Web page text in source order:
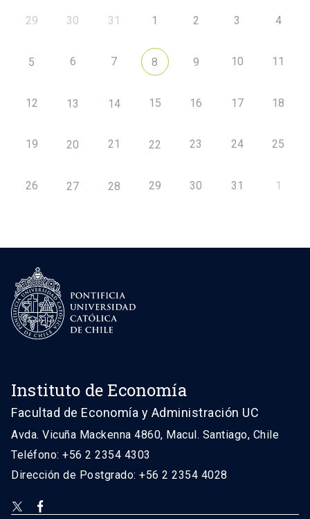
29 30 31 1 2 3 4
5 6 7 8 9 10 11
12 13 14 15 16 17 18
19 20 21 22 23 24 25
26 27 28 29 30 31 1
Instituto de Economía
Facultad de Economía y Administración UC
Avda. Vicuña Mackenna 4860, Macul. Santiago, Chile
Teléfono: +56 2 2354 4303
Dirección de Postgrado: +56 2 2354 4028